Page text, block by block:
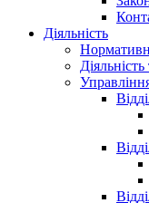
Діяльність